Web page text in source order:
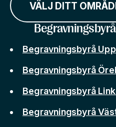
VÄLJ DITT
Begravningsbyrå
Begravningsbyrå
Begravningsbyrå
Begravningsbyrå